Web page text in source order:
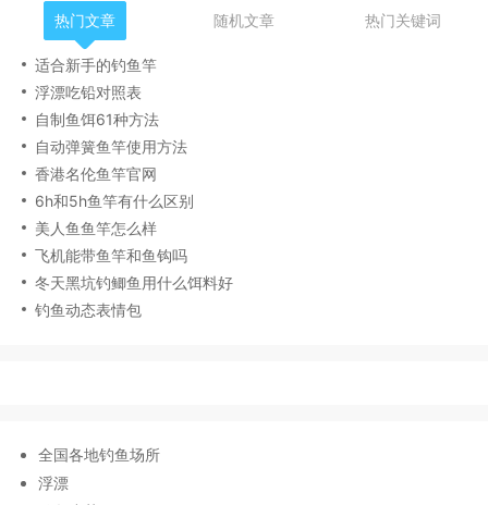
热门文章 随机文章 热门关键词
适合新手的钓鱼竿
浮漂吃铅对照表
自制鱼饵61种方法
自动弹簧鱼竿使用方法
香港名伦鱼竿官网
6h和5h鱼竿有什么区别
美人鱼鱼竿怎么样
飞机能带鱼竿和鱼钩吗
冬天黑坑钓鲫鱼用什么饵料好
钓鱼动态表情包
全国各地钓鱼场所
浮漂